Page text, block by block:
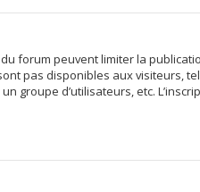
forum peuvent limiter la
pas disponibles aux visiteurs,
groupe d’utilisateurs, etc.